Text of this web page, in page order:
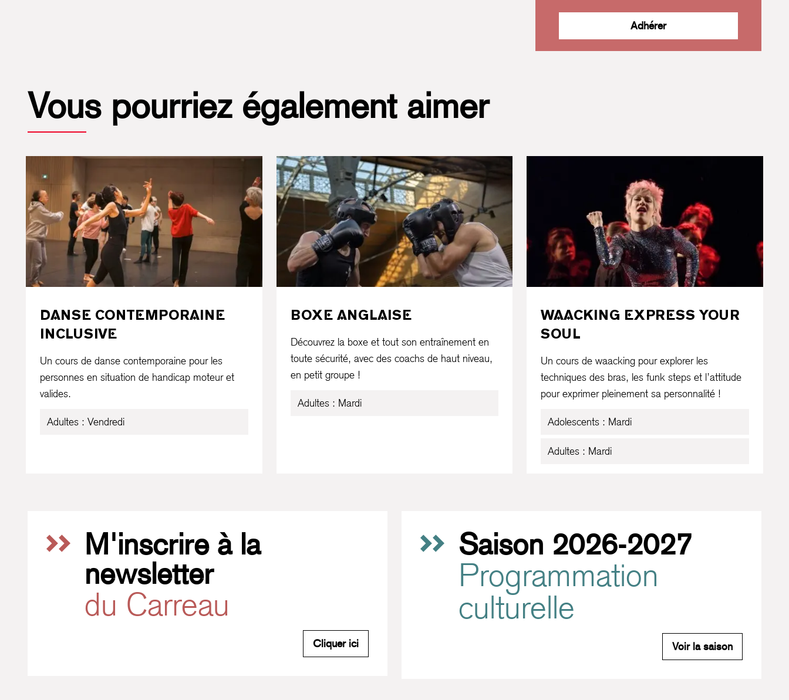
Adhérer
Vous pourriez également aimer
DANSE CONTEMPORAINE
INCLUSIVE
Un cours de danse contemporaine pour les
personnes en situation de handicap moteur et
valides.
Adultes : Vendredi
BOXE ANGLAISE
Découvrez la boxe et tout son entraînement en
toute sécurité, avec des coachs de haut niveau,
en petit groupe !
Adultes : Mardi
WAACKING EXPRESS YOUR
SOUL
Un cours de waacking pour explorer les
techniques des bras, les funk steps et l’attitude
pour exprimer pleinement sa personnalité !
Adolescents : Mardi
Adultes : Mardi
M'inscrire à la
newsletter
du Carreau
Cliquer iciM'inscrire à la newsletter du Carreau
Saison 2026-2027
Programmation
culturelle
Voir la saisonSaison